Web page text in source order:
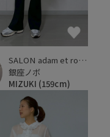
SALON adam et ropé
銀座ノボ
MIZUKI (159cm)